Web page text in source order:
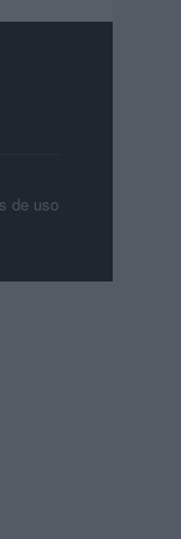
de uso